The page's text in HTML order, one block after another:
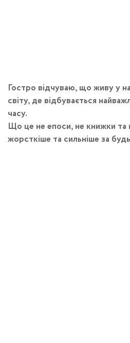
Гостро відчуваю, що живу у
світу, де відбувається
часу.
Що це не епоси, не книжки та
жорсткіше та сильніше за